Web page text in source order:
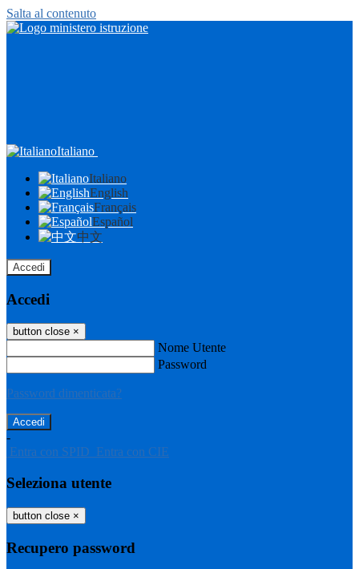
Salta al contenuto
Italiano
Italiano
English
Français
Español
中文
Accedi
Accedi
button close ×
Nome Utente
Password
Password dimenticata?
-
Entra con SPID Entra con CIE
Seleziona utente
button close ×
Recupero password